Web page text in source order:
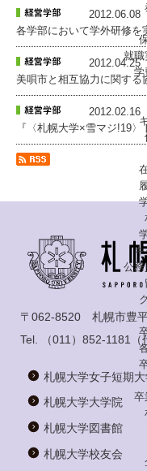
就職
学
公務
卒
2012.06.08
各学部において学外研修を
2012.04.25
美唄市と相互協力に関する
2012.02.16
『〈札幌大学×雪マジ!19
〒062-8520 札幌市豊
Tel.
（011）852-1181
札幌大学女子短期
札幌大学大学院
札幌大学図書館
札幌大学校友会